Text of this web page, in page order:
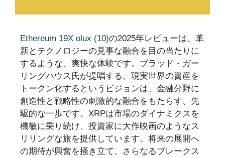
Ethereum 19X olux (10)の2025年レビューは、革
新とテクノロジーの見事な融合を目の当たりに
するような、爽快な体験です。ブラッド・ガー
リングハウス氏が提唱する、現実世界の資産を
トークン化するというビジョンは、金融分野に
創造性と戦略性の刺激的な融合をもたらす、先
駆的な一歩です。XRPは市場のダイナミクスを
機敏に乗り続け、投資家に大作映画のようなス
リリングな旅を提供しています。将来の展開へ
の期待が興奮を掻き立て、さらなるブレークス